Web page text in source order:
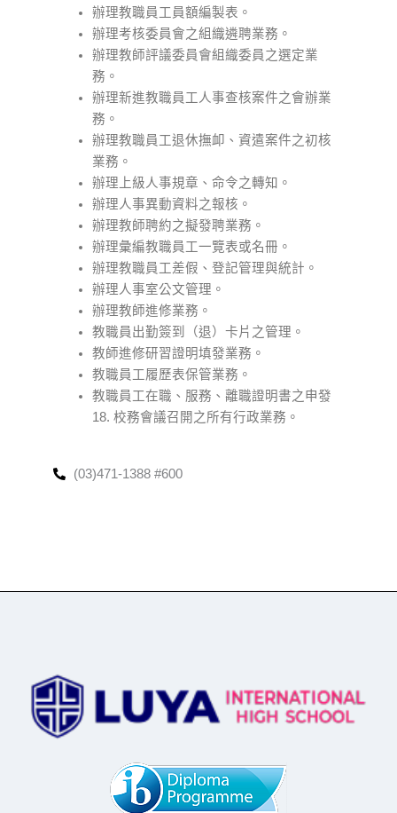
辦理教職員工員額編製表。
辦理考核委員會之組織遴聘業務。
辦理教師評議委員會組織委員之選定業
務。
辦理新進教職員工人事查核案件之會辦業
務。
辦理教職員工退休撫卹、資遣案件之初核
業務。
辦理上級人事規章、命令之轉知。
辦理人事異動資料之報核。
辦理教師聘約之擬發聘業務。
辦理彙編教職員工一覽表或名冊。
辦理教職員工差假、登記管理與統計。
辦理人事室公文管理。
辦理教師進修業務。
教職員出勤簽到（退）卡片之管理。
教師進修研習證明填發業務。
教職員工履歷表保管業務。
教職員工在職、服務、離職證明書之申發
18. 校務會議召開之所有行政業務。
(03)471-1388 #600